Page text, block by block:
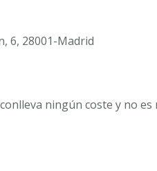
6, 28001-Madrid
ningún coste y no